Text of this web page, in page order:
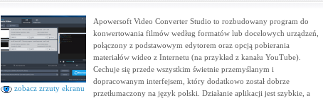
zobacz zrzuty ekranu
Apowersoft Video Converter Studio to rozbudowany program do
konwertowania filmów według formatów lub docelowych urządzeń,
połączony z podstawowym edytorem oraz opcją pobierania
materiałów wideo z Internetu (na przykład z kanału YouTube).
Cechuje się przede wszystkim świetnie przemyślanym i
dopracowanym interfejsem, który dodatkowo został dobrze
przetłumaczony na język polski. Działanie aplikacji jest szybkie, a